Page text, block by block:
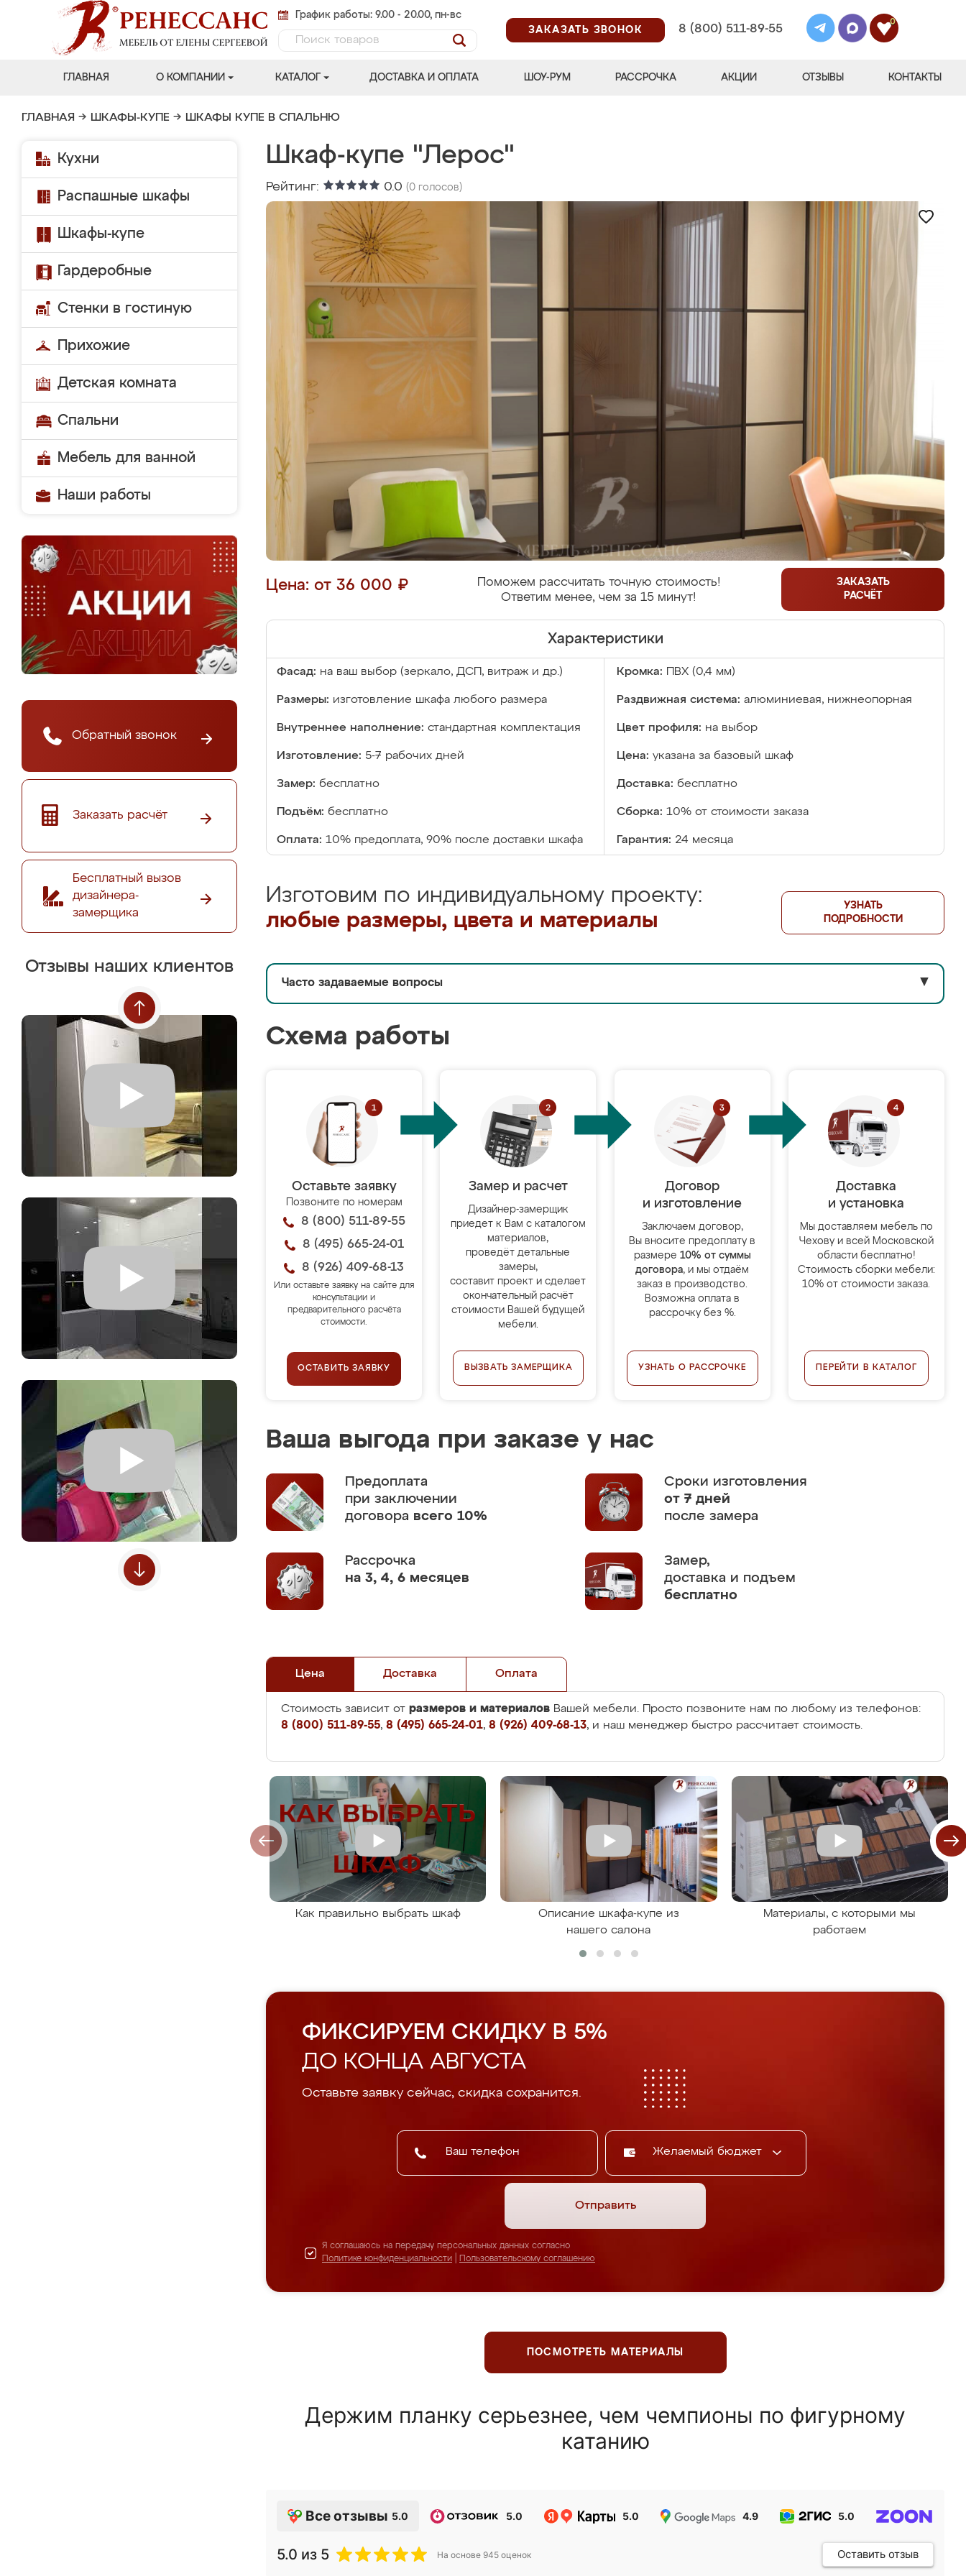
График работы: 9.00 - 20.00, пн-вс
ЗАКАЗАТЬ ЗВОНОК
8 (800) 511-89-55
0
ГЛАВНАЯ О КОМПАНИИ КАТАЛОГ ДОСТАВКА И ОПЛАТА ШОУ-РУМ РАССРОЧКА АКЦИИ ОТЗЫВЫ КОНТАКТЫ
ГЛАВНАЯ → ШКАФЫ-КУПЕ → ШКАФЫ КУПЕ В СПАЛЬНЮ
Кухни
Распашные шкафы
Шкафы-купе
Гардеробные
Стенки в гостиную
Прихожие
Детская комната
Спальни
Мебель для ванной
Наши работы
Обратный звонок
Заказать расчёт
Бесплатный вызов
дизайнера-
замерщика
Отзывы наших клиентов
Шкаф-купе "Лерос"
Рейтинг: 0.0 (0 голосов)
Цена: от 36 000 ₽
Поможем рассчитать точную стоимость!
Ответим менее, чем за 15 минут!
ЗАКАЗАТЬ
РАСЧЁТ
Характеристики
Фасад: на ваш выбор (зеркало, ДСП, витраж и др.) Кромка: ПВХ (0,4 мм)
Размеры: изготовление шкафа любого размера Раздвижная система: алюминиевая, нижнеопорная
Внутреннее наполнение: стандартная комплектация Цвет профиля: на выбор
Изготовление: 5-7 рабочих дней Цена: указана за базовый шкаф
Замер: бесплатно Доставка: бесплатно
Подъём: бесплатно Сборка: 10% от стоимости заказа
Оплата: 10% предоплата, 90% после доставки шкафа Гарантия: 24 месяца
Изготовим по индивидуальному проекту:
любые размеры, цвета и материалы
УЗНАТЬ
ПОДРОБНОСТИ
Часто задаваемые вопросы ▼
Схема работы
Оставьте заявку
Позвоните по номерам
8 (800) 511-89-55
8 (495) 665-24-01
8 (926) 409-68-13
Или оставьте заявку на сайте для
консультации и
предварительного расчёта
стоимости.
ОСТАВИТЬ ЗАЯВКУ
Замер и расчет
Дизайнер-замерщик
приедет к Вам с каталогом
материалов,
проведёт детальные
замеры,
составит проект и сделает
окончательный расчёт
стоимости Вашей будущей
мебели.
ВЫЗВАТЬ ЗАМЕРЩИКА
Договор
и изготовление
Заключаем договор,
Вы вносите предоплату в
размере 10% от суммы
договора, и мы отдаём
заказ в производство.
Возможна оплата в
рассрочку без %.
УЗНАТЬ О РАССРОЧКЕ
Доставка
и установка
Мы доставляем мебель по
Чехову и всей Московской
области бесплатно!
Стоимость сборки мебели:
10% от стоимости заказа.
ПЕРЕЙТИ В КАТАЛОГ
Ваша выгода при заказе у нас
Предоплата
при заключении
договора всего 10%
Сроки изготовления
от 7 дней
после замера
Рассрочка
на 3, 4, 6 месяцев
Замер,
доставка и подъем
бесплатно
Цена Доставка Оплата
Стоимость зависит от размеров и материалов Вашей мебели. Просто позвоните нам по любому из телефонов:
8 (800) 511-89-55, 8 (495) 665-24-01, 8 (926) 409-68-13, и наш менеджер быстро рассчитает стоимость.
Как правильно выбрать шкаф
Описание шкафа-купе из
нашего салона
Материалы, с которыми мы
работаем
ФИКСИРУЕМ СКИДКУ В 5%
ДО КОНЦА АВГУСТА
Оставьте заявку сейчас, скидка сохранится.
Желаемый бюджет
Отправить
Я соглашаюсь на передачу персональных данных согласно
Политике конфиденциальности
Пользовательскому соглашению
ПОСМОТРЕТЬ МАТЕРИАЛЫ
Держим планку серьезнее, чем чемпионы по фигурному
катанию
Все отзывы 5.0 5.0 5.0 4.9 5.0
5.0 из 5 На основе 945 оценок Оставить отзыв